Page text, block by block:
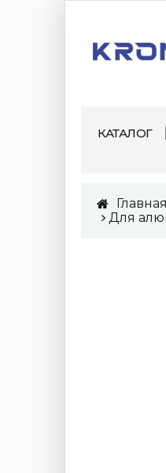
КАТАЛОГ
Главная
Для